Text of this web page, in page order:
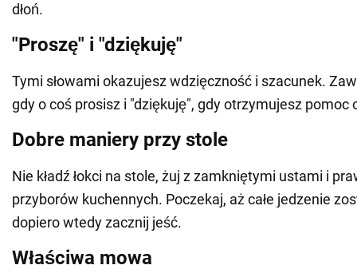
dłoń.
"Proszę" i "dziękuję"
Tymi słowami okazujesz wdzięczność i szacunek.
gdy o coś prosisz i "dziękuję", gdy otrzymujesz pomoc
Dobre maniery przy stole
Nie kładź łokci na stole, żuj z zamkniętymi ustami i
przyborów kuchennych. Poczekaj, aż całe jedzenie
dopiero wtedy zacznij jeść.
Właściwa mowa